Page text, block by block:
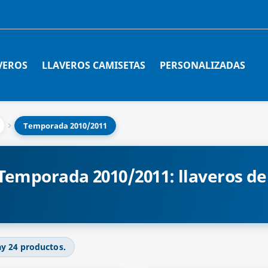
LLAVEROS CAMISETAS PERSONALIZADAS
Temporada 2010/2011
2010/2011: llaveros
24 productos.